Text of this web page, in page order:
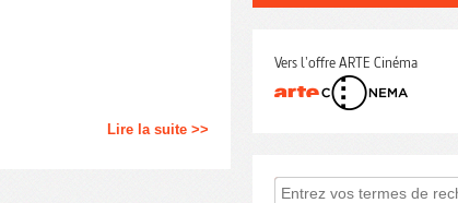
Lire la suite >>
Vers l'offre ARTE Cinéma